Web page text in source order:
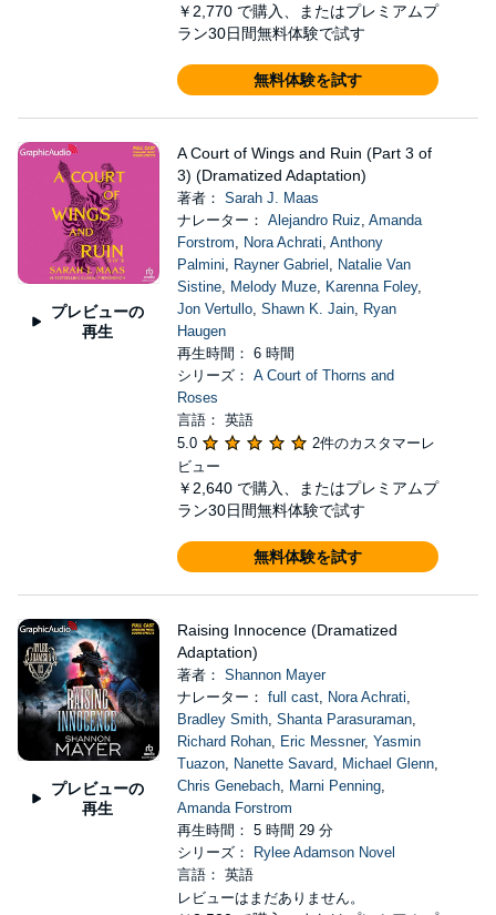
￥2,770 で購入、またはプレミアムプ
ラン30日間無料体験で試す
無料体験を試す
プレビューの
再生
A Court of Wings and Ruin (Part 3 of
3) (Dramatized Adaptation)
著者： Sarah J. Maas
ナレーター： Alejandro Ruiz, Amanda
Forstrom, Nora Achrati, Anthony
Palmini, Rayner Gabriel , Natalie Van
Sistine, Melody Muze, Karenna Foley,
Jon Vertullo, Shawn K. Jain, Ryan
Haugen
再生時間： 6 時間
シリーズ： A Court of Thorns and
Roses
言語： 英語
5.0
2件のカスタマーレ
ビュー
￥2,640 で購入、またはプレミアムプ
ラン30日間無料体験で試す
無料体験を試す
プレビューの
再生
Raising Innocence (Dramatized
Adaptation)
著者： Shannon Mayer
ナレーター： full cast, Nora Achrati,
Bradley Smith, Shanta Parasuraman,
Richard Rohan, Eric Messner, Yasmin
Tuazon, Nanette Savard, Michael Glenn,
Chris Genebach, Marni Penning,
Amanda Forstrom
再生時間： 5 時間 29 分
シリーズ：
Rylee Adamson Novel
言語： 英語
レビューはまだありません。